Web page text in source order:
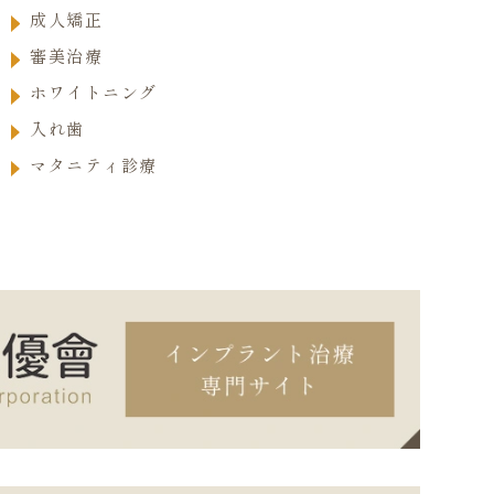
成人矯正
審美治療
ホワイトニング
入れ歯
マタニティ診療